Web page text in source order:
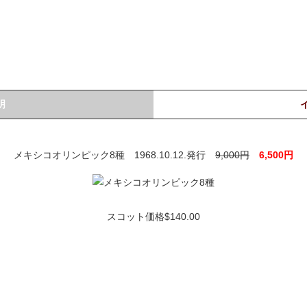
メキシコオリンピック8種 1968.10.12.発行 9,000円 6,500円
スコット価格$140.00